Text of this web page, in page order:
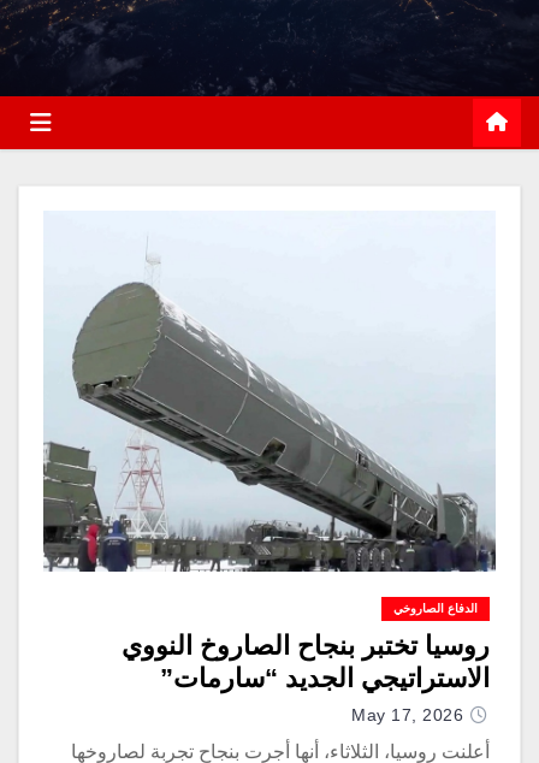
الدفاع الصاروخي
روسيا تختبر بنجاح الصاروخ النووي
الاستراتيجي الجديد “سارمات”
May 17, 2026
أعلنت روسيا، الثلاثاء، أنها أجرت بنجاح تجربة لصاروخها